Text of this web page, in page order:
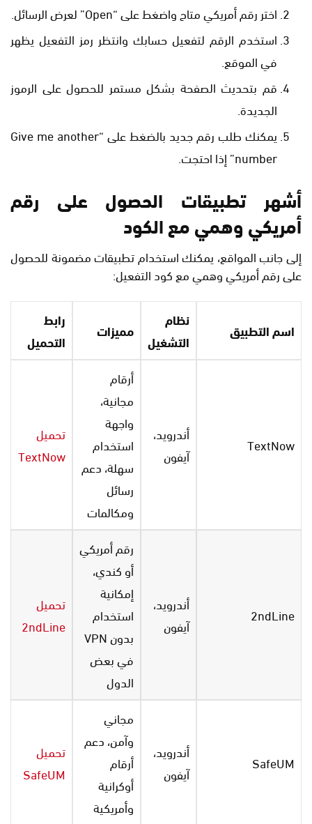
اختر رقم أمريكي متاح واضغط على “Open” لعرض الرسائل.
استخدم الرقم لتفعيل حسابك وانتظر رمز التفعيل يظهر
في الموقع.
قم بتحديث الصفحة بشكل مستمر للحصول على الرموز
الجديدة.
يمكنك طلب رقم جديد بالضغط على “Give me another
number” إذا احتجت.
أشهر تطبيقات الحصول على رقم
أمريكي وهمي مع الكود
إلى جانب المواقع، يمكنك استخدام تطبيقات مضمونة للحصول
على رقم أمريكي وهمي مع كود التفعيل:
اسم التطبيق
نظام
التشغيل مميزات
رابط
التحميل
TextNow
أندرويد،
آيفون
أرقام
مجانية،
واجهة
استخدام
سهلة، دعم
رسائل
ومكالمات
تحميل
TextNow
2ndLine
أندرويد،
آيفون
رقم أمريكي
أو كندي،
إمكانية
استخدام
بدون VPN
في بعض
الدول
تحميل
2ndLine
SafeUM
أندرويد،
آيفون
مجاني
وآمن، دعم
أرقام
أوكرانية
وأمريكية
تحميل
SafeUM